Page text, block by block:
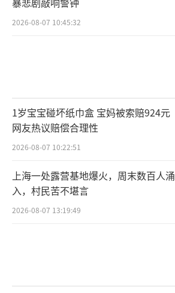
2026-08-07 10:45:32
1岁宝宝碰坏纸巾盒 宝妈被索赔924元
网友热议赔偿合理性
2026-08-07 10:22:51
上海一处露营基地爆火，周末数百人涌
入，村民苦不堪言
2026-08-07 13:19:49